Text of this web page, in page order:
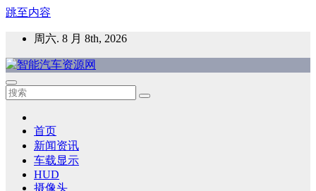
跳至内容
周六. 8 月 8th, 2026
智能汽车资源网
智能表面，智能内饰，新能源汽车，HMI，人车交互，智能车
首页
新闻资讯
车载显示
HUD
摄像头